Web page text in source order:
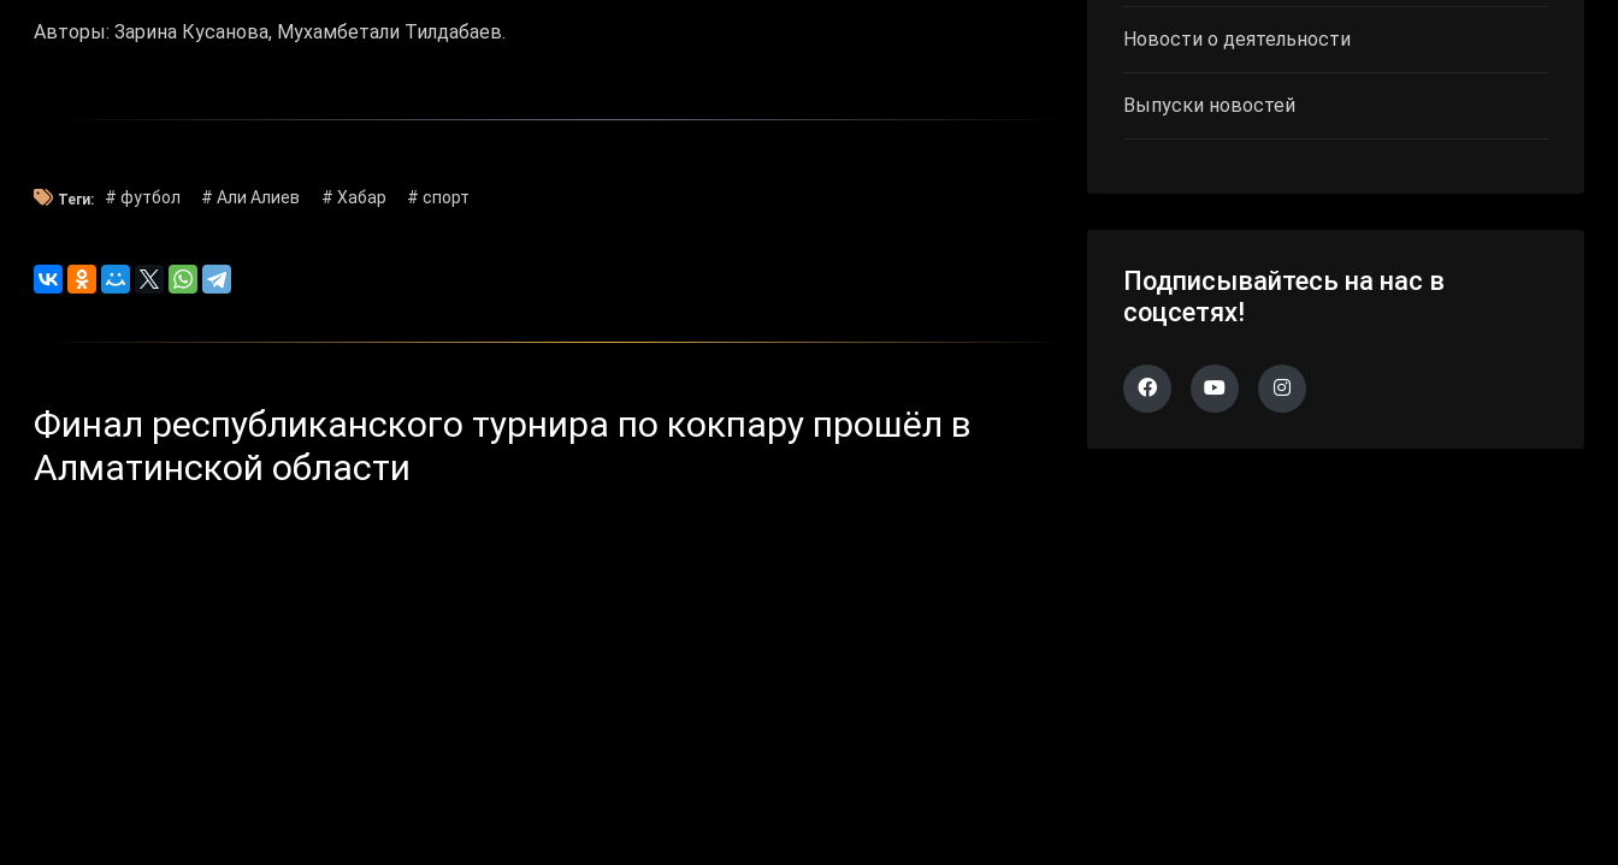
Авторы: Зарина Кусанова, Мухамбетали Тилдабаев.
Теги: # футбол # Али Алиев # Хабар # спорт
Финал республиканского турнира по кокпару прошёл в
Алматинской области
Новости о деятельности
Выпуски новостей
Подписывайтесь на нас в
соцсетях!